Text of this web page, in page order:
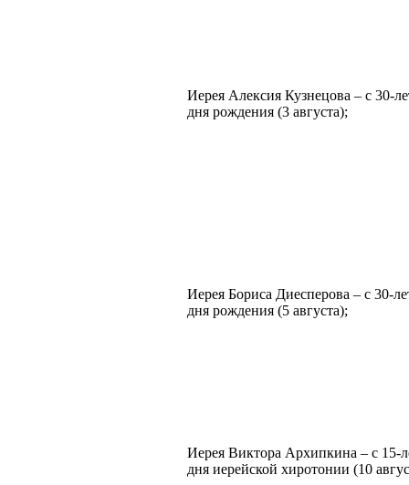
Иерея Алексия Кузнецова – с 30-
дня рождения (3 августа);
Иерея Бориса Диесперова – с 30-
дня рождения (5 августа);
Иерея Виктора Архипкина – с 15-
дня иерейской хиротонии (10